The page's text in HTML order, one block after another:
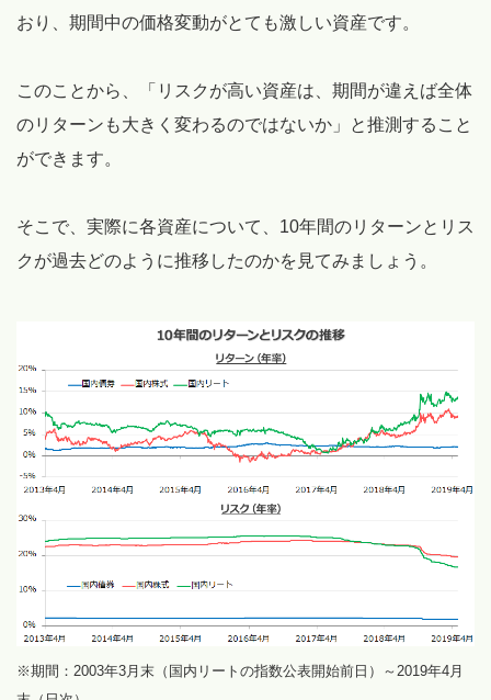
おり、期間中の価格変動がとても激しい資産です。
このことから、「リスクが高い資産は、期間が違えば全体
のリターンも大きく変わるのではないか」と推測すること
ができます。
そこで、実際に各資産について、10年間のリターンとリス
クが過去どのように推移したのかを見てみましょう。
※期間：2003年3月末（国内リートの指数公表開始前日）～2019年4月